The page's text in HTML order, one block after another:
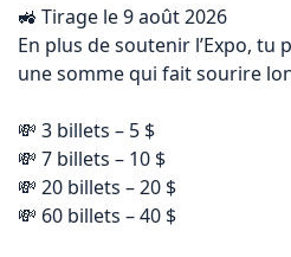
🚜 Tirage le 9 août 2026
En plus de soutenir l’Expo,
une somme qui fait sourire
💸 3 billets – 5 $
💸 7 billets – 10 $
💸 20 billets – 20 $
💸 60 billets – 40 $